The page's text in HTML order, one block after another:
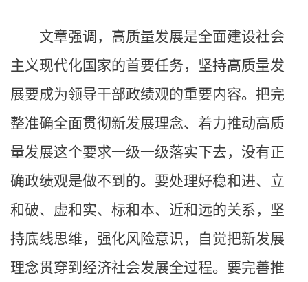
文章强调，高质量发展是全面建设社会
主义现代化国家的首要任务，坚持高质量发
展要成为领导干部政绩观的重要内容。把完
整准确全面贯彻新发展理念、着力推动高质
量发展这个要求一级一级落实下去，没有正
确政绩观是做不到的。要处理好稳和进、立
和破、虚和实、标和本、近和远的关系，坚
持底线思维，强化风险意识，自觉把新发展
理念贯穿到经济社会发展全过程。要完善推